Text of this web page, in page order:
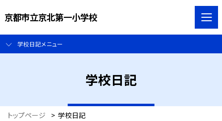
京都市立京北第一小学校
学校日記メニュー
学校日記
トップページ > 学校日記